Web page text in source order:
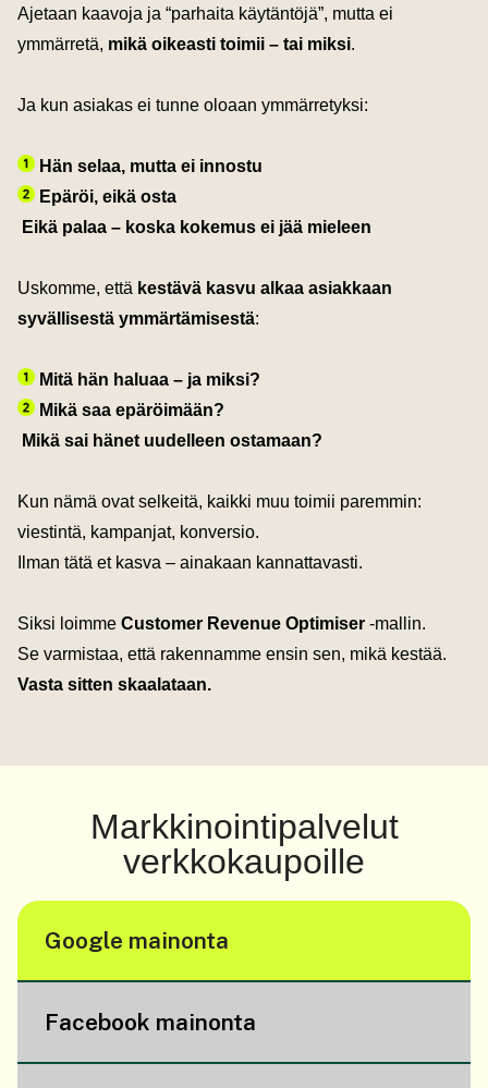
Ajetaan kaavoja ja “parhaita käytäntöjä”, mutta ei
ymmärretä, mikä oikeasti toimii – tai miksi.
Ja kun asiakas ei tunne oloaan ymmärretyksi:
Hän selaa, mutta ei innostu
Epäröi, eikä osta
Eikä palaa – koska kokemus ei jää mieleen
Uskomme, että kestävä kasvu alkaa asiakkaan
syvällisestä ymmärtämisestä:
Mitä hän haluaa – ja miksi?
Mikä saa epäröimään?
Mikä sai hänet uudelleen ostamaan?
Kun nämä ovat selkeitä, kaikki muu toimii paremmin:
viestintä, kampanjat, konversio.
Ilman tätä et kasva – ainakaan kannattavasti.
Siksi loimme Customer Revenue Optimiser -mallin.
Se varmistaa, että rakennamme ensin sen, mikä kestää.
Vasta sitten skaalataan.
Markkinointipalvelut
verkkokaupoille
Google mainonta
Facebook mainonta